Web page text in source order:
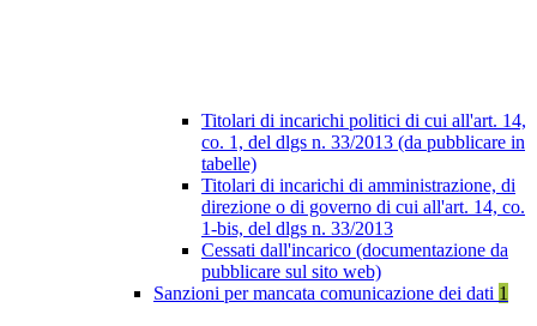
Titolari di incarichi politici di cui all'art. 14,
co. 1, del dlgs n. 33/2013 (da pubblicare in
tabelle)
Titolari di incarichi di amministrazione, di
direzione o di governo di cui all'art. 14, co.
1-bis, del dlgs n. 33/2013
Cessati dall'incarico (documentazione da
pubblicare sul sito web)
Sanzioni per mancata comunicazione dei dati 1